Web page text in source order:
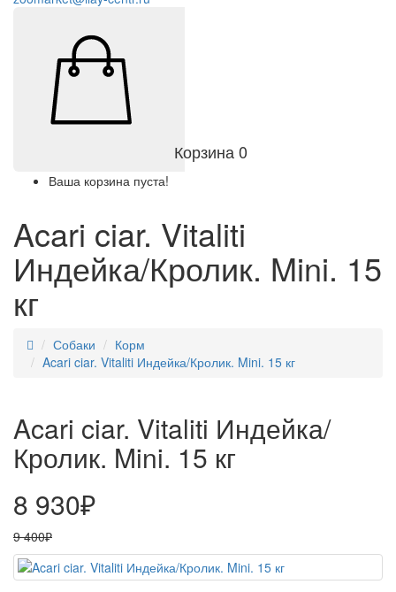
Корзина0
Ваша корзина пуста!
Acari ciar. Vitaliti
Индейка/Кролик. Mini. 15
кг
Собаки
Корм
Acari ciar. Vitaliti Индейка/Кролик. Mini. 15 кг
Acari ciar. Vitaliti Индейка/
Кролик. Mini. 15 кг
8 930₽
9 400₽